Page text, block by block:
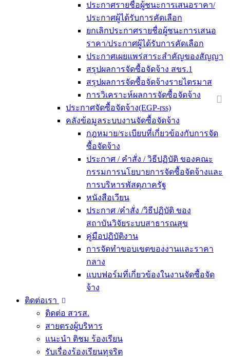
ประกาศรายชื่อผู้ชนะการเสนอราคา/
ประกาศผู้ได้รับการคัดเลือก
ยกเลิกประกาศรายชื่อผู้ชนะการเสนอ
ราคา/ประกาศผู้ได้รับการคัดเลือก
ประกาศเผยแพร่สาระสำคัญของสัญญา
สรุปผลการจัดซื้อจัดจ้าง สขร.1
สรุปผลการจัดซื้อจัดจ้างรายไตรมาส
การวิเคราะห์ผลการจัดซื้อจัดจ้าง
ประกาศจัดซื้อจัดจ้าง(EGP-rss)
คลังข้อมูลระบบงานจัดซื้อจัดจ้าง
กฎหมาย/ระเบียบที่เกี่ยวข้องกับการจัด
ซื้อจัดจ้าง
ประกาศ / คำสั่ง / วิธีปฏิบัติ ของคณะ
กรรมการนโยบายการจัดซื้อจัดจ้างและ
การบริหารพัสดุภาครัฐ
หนังสือเวียน
ประกาศ /คำสั่ง /วิธีปฏิบัติ ของ
สถาบันวิจัยระบบสาธารณสุข
คู่มือปฏิบัติงาน
การจัดทำขอบเขตของงานและราคา
กลาง
แบบฟอร์มที่เกี่ยวข้องในงานจัดซื้อจัด
จ้าง
ติดต่อเรา
ติดต่อ สวรส.
สายตรงผู้บริหาร
แนะนำ ติชม ร้องเรียน
รับเรื่องร้องเรียนทุจริต